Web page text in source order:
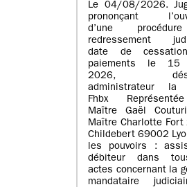
Le 04/08/2026.
prononçant
d’une
redressement
date de
paiements le 15
2026,
administrateur la
Fhbx
Maître Gaël
Maître Charlotte Fort
Childebert 69002
les pouvoirs :
débiteur dans
actes concernant la
mandataire